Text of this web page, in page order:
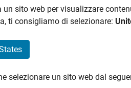
Last seen: circa 2 mesi fa|
Followers:0Following:0
un sito web per visualizzare
ti consigliamo di selezionare:
selezionare un sito web dal